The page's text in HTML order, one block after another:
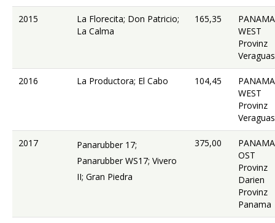
2015
La Florecita; Don Patricio;
La Calma
165,35
WEST
Provinz
Veraguas
2016 La Productora; El Cabo 104,45
WEST
Provinz
Veraguas
2017
Panarubber 17;
Panarubber WS17; Vivero
II; Gran Piedra
375,00
OST
Provinz
Darien
Provinz
Panama